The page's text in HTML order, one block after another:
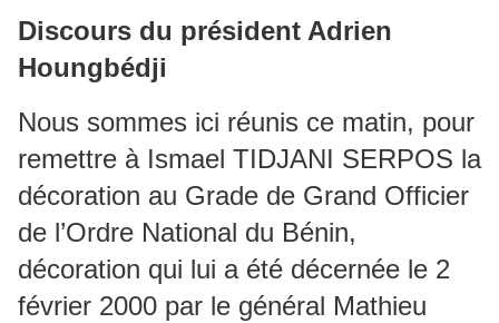
Discours du président Adrien
Houngbédji
Nous sommes ici réunis ce matin, pour
remettre à Ismael TIDJANI SERPOS la
décoration au Grade de Grand Officier
de l’Ordre National du Bénin,
décoration qui lui a été décernée le 2
février 2000 par le général Mathieu